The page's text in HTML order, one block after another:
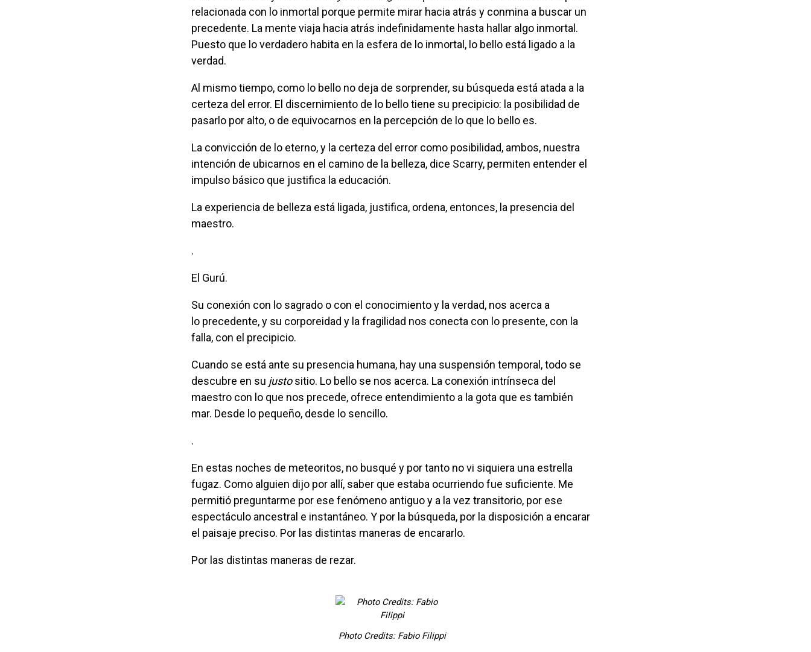
relacionada con lo inmortal porque permite mirar hacia atrás y conmina a buscar un
precedente. La mente viaja hacia atrás indefinidamente hasta hallar algo inmortal.
Puesto que lo verdadero habita en la esfera de lo inmortal, lo bello está ligado a la
verdad.
Al mismo tiempo, como lo bello no deja de sorprender, su búsqueda está atada a la
certeza del error. El discernimiento de lo bello tiene su precipicio: la posibilidad de
pasarlo por alto, o de equivocarnos en la percepción de lo que lo bello es.
La convicción de lo eterno, y la certeza del error como posibilidad, ambos, nuestra
intención de ubicarnos en el camino de la belleza, dice Scarry, permiten entender el
impulso básico que justifica la educación.
La experiencia de belleza está ligada, justifica, ordena, entonces, la presencia del
maestro.
.
El Gurú.
Su conexión con lo sagrado o con el conocimiento y la verdad, nos acerca a
lo precedente, y su corporeidad y la fragilidad nos conecta con lo presente, con la
falla, con el precipicio.
Cuando se está ante su presencia humana, hay una suspensión temporal, todo se
descubre en su justositio. Lo bello se nos acerca. La conexión intrínseca del
maestro con lo que nos precede, ofrece entendimiento a la gota que es también
mar. Desde lo pequeño, desde lo sencillo.
.
En estas noches de meteoritos, no busqué y por tanto no vi siquiera una estrella
fugaz. Como alguien dijo por allí, saber que estaba ocurriendo fue suficiente. Me
permitió preguntarme por ese fenómeno antiguo y a la vez transitorio, por ese
espectáculo ancestral e instantáneo. Y por la búsqueda, por la disposición a encarar
el paisaje preciso. Por las distintas maneras de encararlo.
Por las distintas maneras de rezar.
Photo Credits: Fabio Filippi